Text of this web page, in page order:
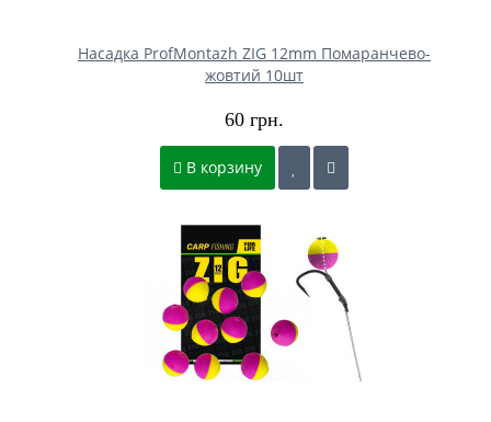
Насадка ProfMontazh ZIG 12mm Помаранчево-
жовтий 10шт
60 грн.
В корзину